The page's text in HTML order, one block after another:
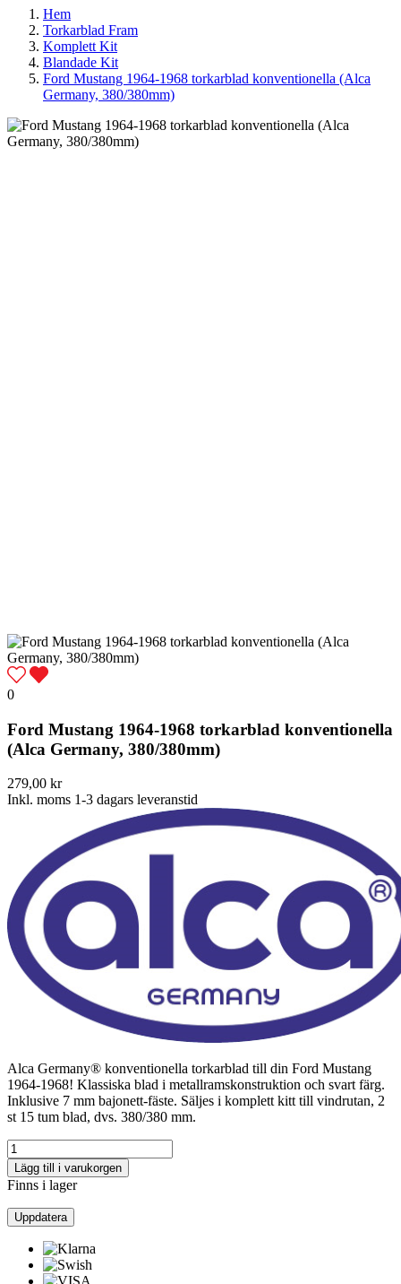
Hem
Torkarblad Fram
Komplett Kit
Blandade Kit
Ford Mustang 1964-1968 torkarblad konventionella (Alca
Germany, 380/380mm)
0
Ford Mustang 1964-1968 torkarblad konventionella
(Alca Germany, 380/380mm)
279,00 kr
Inkl. moms 1-3 dagars leveranstid
Alca Germany® konventionella torkarblad till din Ford Mustang
1964-1968! Klassiska blad i metallramskonstruktion och svart färg.
Inklusive 7 mm bajonett-fäste. Säljes i komplett kitt till vindrutan, 2
st 15 tum blad, dvs. 380/380 mm.
Lägg till i varukorgen
Finns i lager